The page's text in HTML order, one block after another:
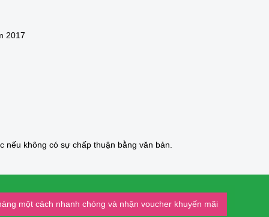
2017
không có sự chấp thuận bằng văn bản.
một cách nhanh chóng và nhận voucher khuyến mãi